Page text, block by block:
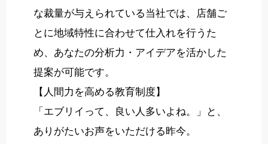
な裁量が与えられている当社では、店舗ご
とに地域特性に合わせて仕入れを行うた
め、あなたの分析力・アイデアを活かした
提案が可能です。
【人間力を高める教育制度】
「エブリイって、良い人多いよね。」と、
ありがたいお声をいただける昨今。